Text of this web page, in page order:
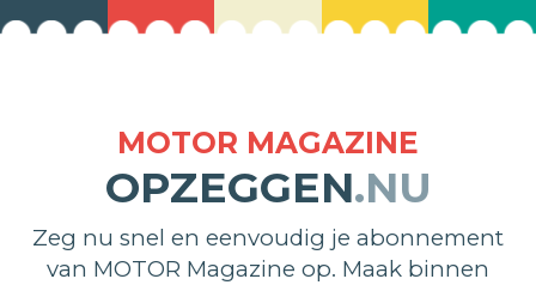
MOTOR MAGAZINE
OPZEGGEN.NU
Zeg nu snel en eenvoudig je abonnement
van MOTOR Magazine op. Maak binnen